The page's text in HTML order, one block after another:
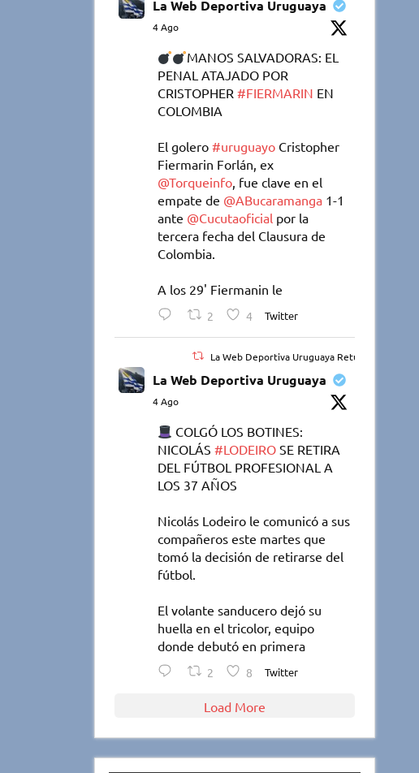
La Web Deportiva Uruguaya
4 Ago
MANOS SALVADORAS: EL
PENAL ATAJADO POR
CRISTOPHER#FIERMARIN EN
COLOMBIA
El golero#uruguayo Cristopher
Fiermarin Forlán, ex
@Torqueinfo, fue clave en el
empate de @ABucaramanga 1-1
ante @Cucutaoficial por la
tercera fecha del Clausura de
Colombia.
A los 29' Fiermanin le
2 4 Twitter
La Web Deportiva Uruguaya Retuiteado
La Web Deportiva Uruguaya
4 Ago
COLGÓ LOS BOTINES:
NICOLÁS#LODEIRO SE RETIRA
DEL FÚTBOL PROFESIONAL A
LOS 37 AÑOS
Nicolás Lodeiro le comunicó a sus
compañeros este martes que
tomó la decisión de retirarse del
fútbol.
El volante sanducero dejó su
huella en el tricolor, equipo
donde debutó en primera
2 8 Twitter
Load More